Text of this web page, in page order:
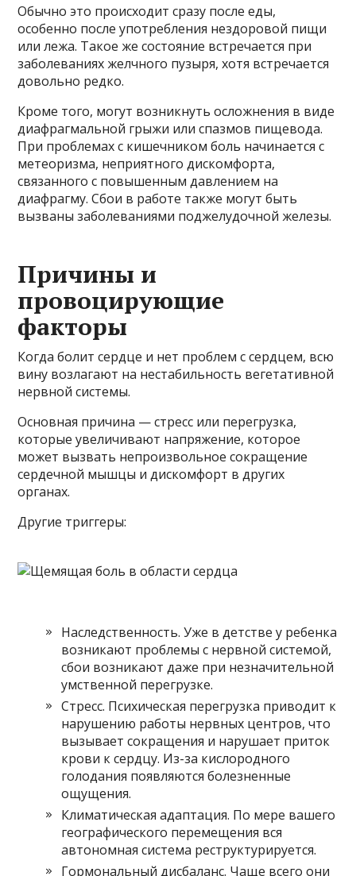
Обычно это происходит сразу после еды,
особенно после употребления нездоровой пищи
или лежа. Такое же состояние встречается при
заболеваниях желчного пузыря, хотя встречается
довольно редко.
Кроме того, могут возникнуть осложнения в виде
диафрагмальной грыжи или спазмов пищевода.
При проблемах с кишечником боль начинается с
метеоризма, неприятного дискомфорта,
связанного с повышенным давлением на
диафрагму. Сбои в работе также могут быть
вызваны заболеваниями поджелудочной железы.
Причины и
провоцирующие
факторы
Когда болит сердце и нет проблем с сердцем, всю
вину возлагают на нестабильность вегетативной
нервной системы.
Основная причина — стресс или перегрузка,
которые увеличивают напряжение, которое
может вызвать непроизвольное сокращение
сердечной мышцы и дискомфорт в других
органах.
Другие триггеры:
Наследственность. Уже в детстве у ребенка
возникают проблемы с нервной системой,
сбои возникают даже при незначительной
умственной перегрузке.
Стресс. Психическая перегрузка приводит к
нарушению работы нервных центров, что
вызывает сокращения и нарушает приток
крови к сердцу. Из-за кислородного
голодания появляются болезненные
ощущения.
Климатическая адаптация. По мере вашего
географического перемещения вся
автономная система реструктурируется.
Гормональный дисбаланс. Чаще всего они